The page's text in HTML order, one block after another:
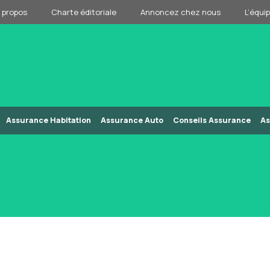
propos Charte éditoriale Annoncez chez nous
Assurance Habitation Assurance Auto Conseils Assurance